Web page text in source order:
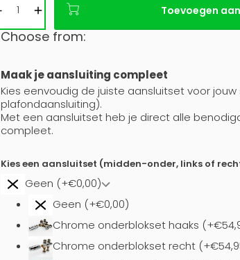
Toevoegen
Choose from:
Maak je aansluiting compleet
Kies eenvoudig de juiste aansluitset voor
plafondaansluiting).
Met een aansluitset heb je direct alle
compleet.
Kies een aansluitset (midden-onder, links of
Geen (+€0,00)
Geen (+€0,00)
Chrome onderblokset haaks
Chrome onderblokset recht